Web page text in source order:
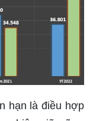
hạn là điều hợp